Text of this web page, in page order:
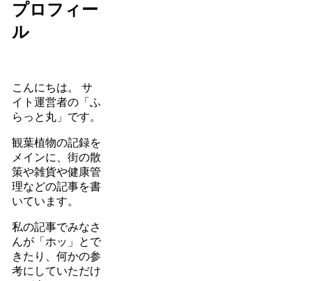
プロフィー
ル
こんにちは。 サ
イト運営者の「ふ
らっと丸」です。
観葉植物の記録を
メインに、街の散
策や雑貨や健康管
理などの記事を書
いています。
私の記事でみなさ
んが「ホッ」とで
きたり、何かの参
考にしていただけ